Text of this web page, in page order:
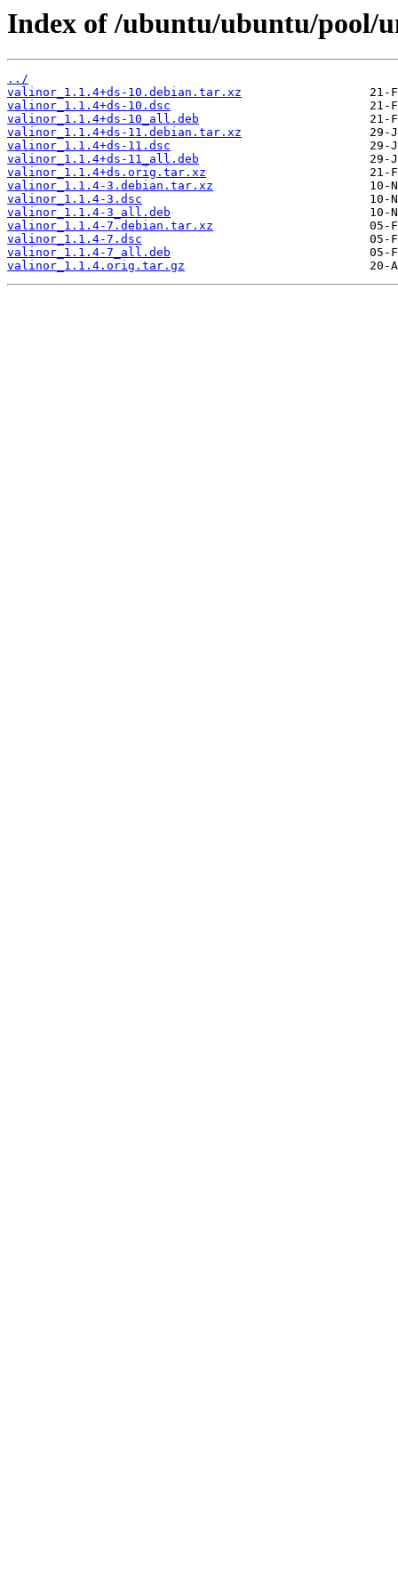
Index of /ubuntu/ubuntu/pool/
../
valinor_1.1.4+ds-10.debian.tar.xz
valinor_1.1.4+ds-10.dsc
valinor_1.1.4+ds-10_all.deb
valinor_1.1.4+ds-11.debian.tar.xz
valinor_1.1.4+ds-11.dsc
valinor_1.1.4+ds-11_all.deb
valinor_1.1.4+ds.orig.tar.xz
valinor_1.1.4-3.debian.tar.xz
valinor_1.1.4-3.dsc
valinor_1.1.4-3_all.deb
valinor_1.1.4-7.debian.tar.xz
valinor_1.1.4-7.dsc
valinor_1.1.4-7_all.deb
valinor_1.1.4.orig.tar.gz